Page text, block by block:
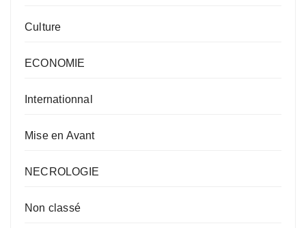
Culture
ECONOMIE
Internationnal
Mise en Avant
NECROLOGIE
Non classé